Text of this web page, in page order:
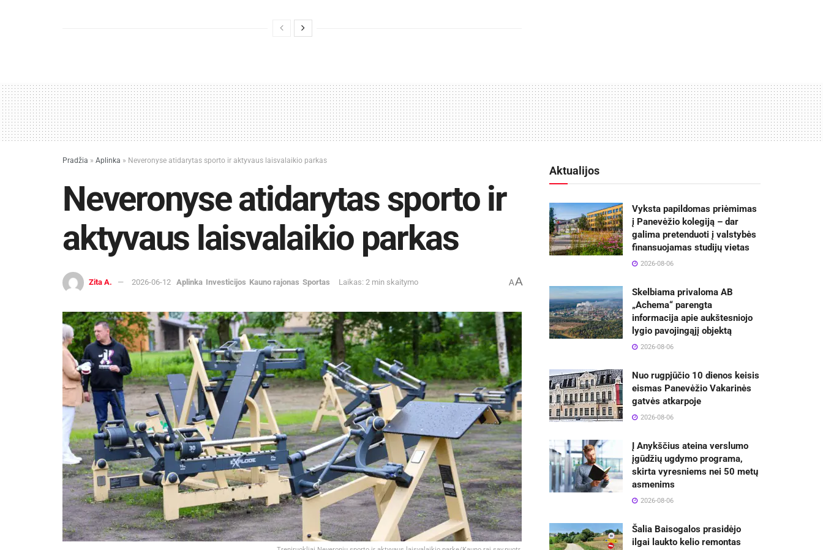
Pradžia » Aplinka » Neveronyse atidarytas sporto ir aktyvaus laisvalaikio parkas
Neveronyse atidarytas sporto ir
aktyvaus laisvalaikio parkas
Zita A. 2026-06-12 Aplinka Investicijos Kauno rajonas Sportas Laikas: 2 min skaitymo AA
Aktualijos
Vyksta papildomas priėmimas
į Panevėžio kolegiją – dar
galima pretenduoti į valstybės
finansuojamas studijų vietas
2026-08-06
Skelbiama privaloma AB
„Achema“ parengta
informacija apie aukštesniojo
lygio pavojingąjį objektą
2026-08-06
Nuo rugpjūčio 10 dienos keisis
eismas Panevėžio Vakarinės
gatvės atkarpoje
2026-08-06
Į Anykščius ateina verslumo
įgūdžių ugdymo programa,
skirta vyresniems nei 50 metų
asmenims
2026-08-06
Šalia Baisogalos prasidėjo
ilgai laukto kelio remontas